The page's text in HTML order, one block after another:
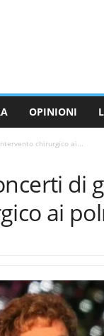
OPINIONI
chirurgico ai...
di
ai